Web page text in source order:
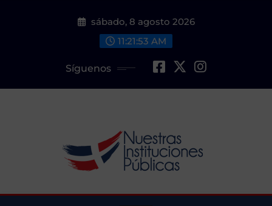
sábado, 8 agosto 2026
11:21:55 AM
Síguenos